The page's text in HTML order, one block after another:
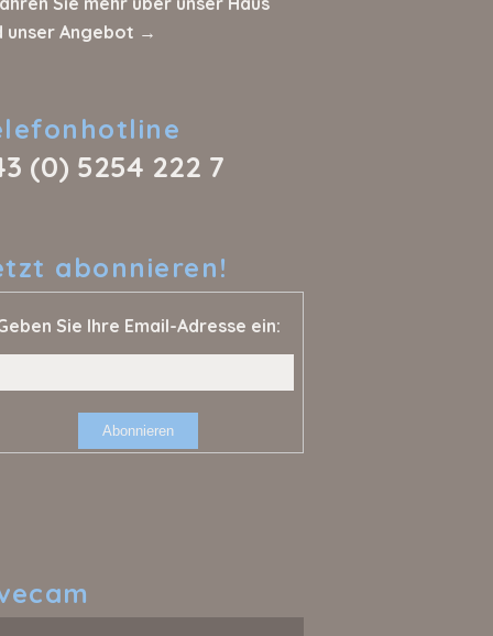
unser Angebot →
(0) 5254 222 7
abonnieren!
Sie Ihre Email-Adresse ein: